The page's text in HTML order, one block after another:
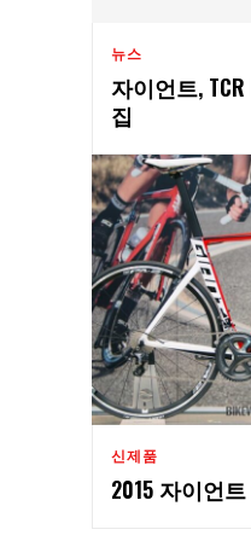
뉴스
자이언트,
집
신제품
2015 자이언